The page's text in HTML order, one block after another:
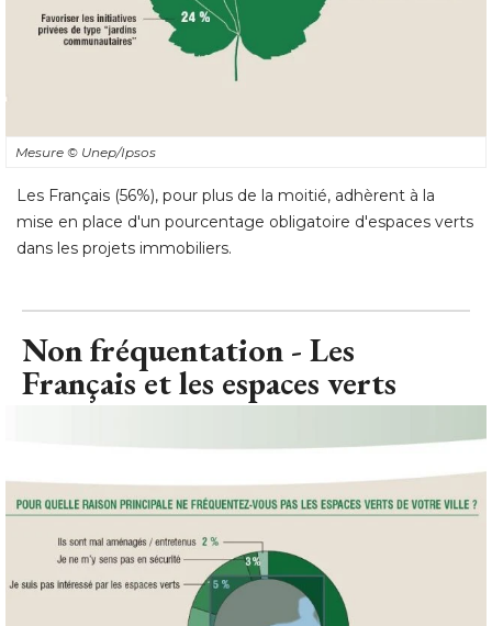
Mesure © Unep/Ipsos
Les Français (56%), pour plus de la moitié, adhèrent à la
mise en place d'un pourcentage obligatoire d'espaces verts
dans les projets immobiliers.
Non fréquentation - Les
Français et les espaces verts